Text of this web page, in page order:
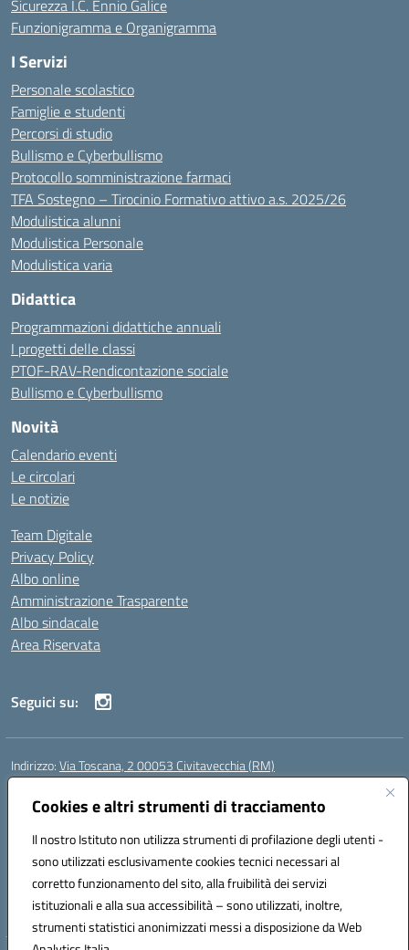
Cookies e altri strumenti di tracciamento
Il nostro Istituto non utilizza strumenti di profilazione degli utenti -
sono utilizzati esclusivamente cookies tecnici necessari al
corretto funzionamento del sito, alla fruibilità dei servizi
istituzionali e alla sua accessibilità – sono utilizzati, inoltre,
strumenti statistici anonimizzati messi a disposizione da Web
Sicurezza I.C. Ennio Galice
Funzionigramma e Organigramma
I Servizi
Personale scolastico
Famiglie e studenti
Percorsi di studio
Bullismo e Cyberbullismo
Protocollo somministrazione farmaci
TFA Sostegno – Tirocinio Formativo attivo a.s. 2025/26
Modulistica alunni
Modulistica Personale
Modulistica varia
Didattica
Programmazioni didattiche annuali
I progetti delle classi
PTOF-RAV-Rendicontazione sociale
Bullismo e Cyberbullismo
Novità
Calendario eventi
Le circolari
Le notizie
Team Digitale
Privacy Policy
Albo online
Amministrazione Trasparente
Albo sindacale
Area Riservata
Seguici su:
Indirizzo:Via Toscana, 2 00053 Civitavecchia (RM)
Centralino:
Posta elettronica certificata (PEC):rmic8b900g@pec.istruzione.it
Codice fiscale: 91038380589
Codice meccanografico:RMIC8B900G
Codice Indice delle Pubbliche Amministrazioni (IPA): istsc_rmic8b900g
Codice unico di fatturazione (CUF): UFP4NO